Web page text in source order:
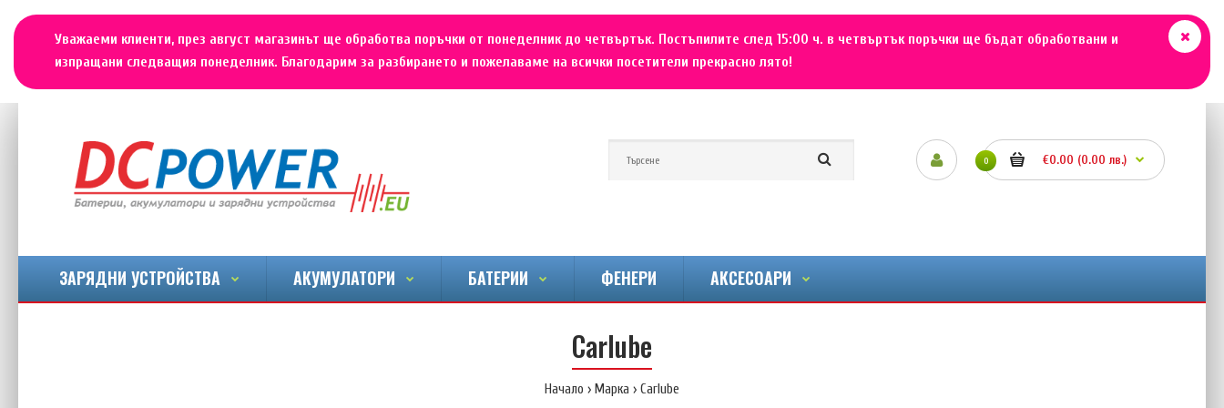
Уважаеми клиенти, през август магазинът ще обработва поръчки от понеделник до четвъртък. Постъпилите след 15:00 ч. в четвъртък поръчки ще бъдат обработвани и
изпращани следващия понеделник. Благодарим за разбирането и пожелаваме на всички посетители прекрасно лято!
0 €0.00 (0.00 лв.)
ЗАРЯДНИ УСТРОЙСТВА АКУМУЛАТОРИ БАТЕРИИ ФЕНЕРИ АКСЕСОАРИ
Carlube
Начало Марка Carlube